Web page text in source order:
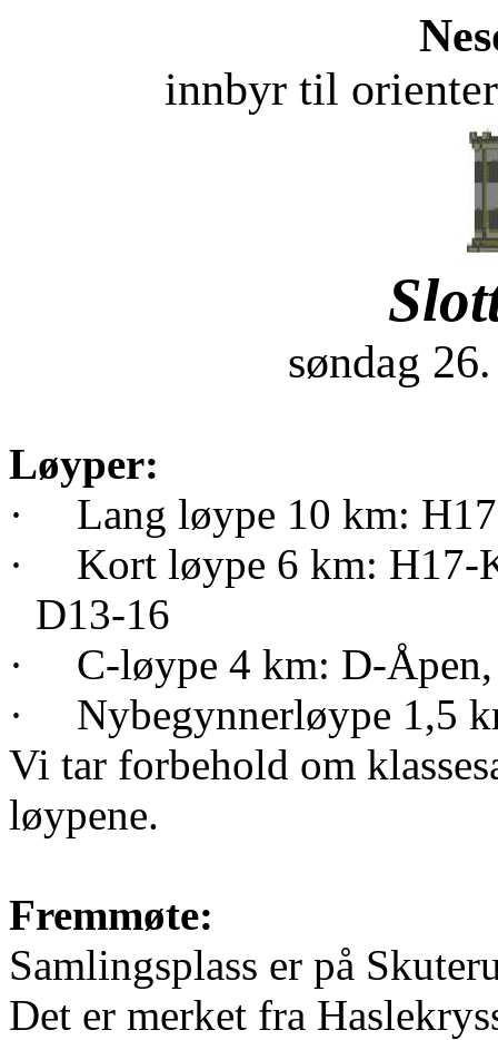
innbyr til
søndag
Løyper:
·
Lang løype 10 km:
·
Kort løype 6 km: H17-
D13-16
·
C-løype 4 km: D-
·
Nybegynnerløype 1,5
Vi tar forbehold om
løypene.
Fremmøte:
Samlingsplass er på
Det er merket fra